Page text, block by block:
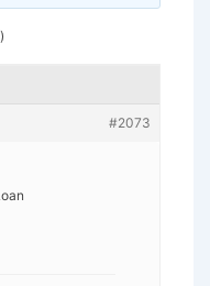
#2073